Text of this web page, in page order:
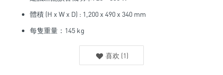
體積 (H x W x D) : 1,200 x 490 x 340 mm
每隻重量：145 kg
喜欢 (1)